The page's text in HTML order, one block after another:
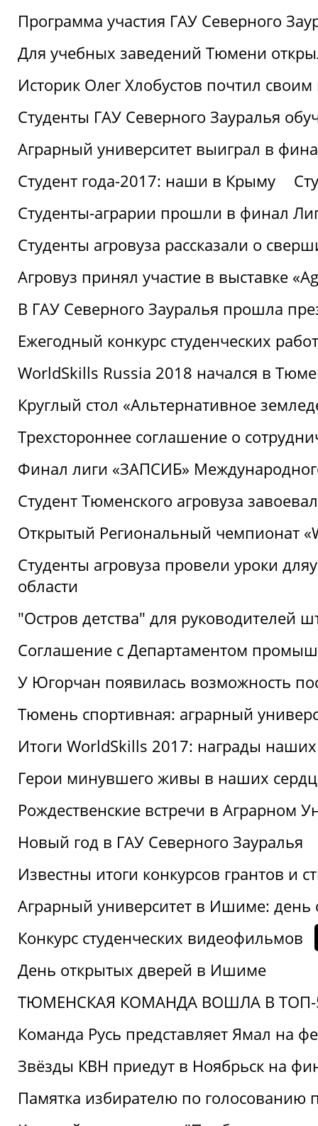
Программа участия ГАУ Северного
Для учебных заведений Тюмени
Историк Олег Хлобустов почтил
Студенты ГАУ Северного Зауралья
Аграрный университет выиграл в
Студент года-2017: наши в Крыму
Студенты-аграрии прошли в финал
Студенты агровуза рассказали о
Агровуз принял участие в выставке
В ГАУ Северного Зауралья прошла
Ежегодный конкурс студенческих
WorldSkills Russia 2018 начался в
Круглый стол «Альтернативное
Трехстороннее соглашение о
Финал лиги «ЗАПСИБ»
Студент Тюменского агровуза
Открытый Региональный чемпионат
Студенты агровуза провели уроки
области
"Остров детства" для руководителей
Соглашение с Департаментом
У Югорчан появилась возможность
Тюмень спортивная: аграрный
Итоги WorldSkills 2017: награды наших
Герои минувшего живы в наших
Рождественские встречи в Аграрном
Новый год в ГАУ Северного Зауралья
Известны итоги конкурсов грантов и
Аграрный университет в Ишиме: день
Конкурс студенческих видеофильмов
День открытых дверей в Ишиме
ТЮМЕНСКАЯ КОМАНДА ВОШЛА В ТОП-
Команда Русь представляет Ямал на
Звёзды КВН приедут в Ноябрьск на
Памятка избирателю по голосованию